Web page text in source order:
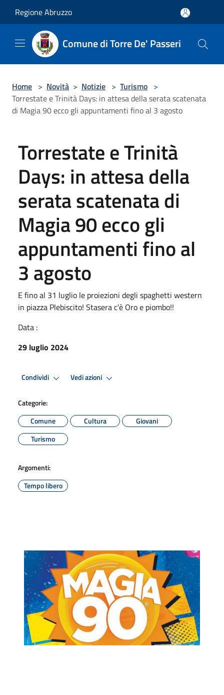
Regione Abruzzo
Comune di Torre De' Passeri
Home > Novità > Notizie > Turismo >
Torrestate e Trinità Days: in attesa della serata scatenata
di Magia 90 ecco gli appuntamenti fino al 3 agosto
Torrestate e Trinità
Days: in attesa della
serata scatenata di
Magia 90 ecco gli
appuntamenti fino al
3 agosto
E fino al 31 luglio le proiezioni degli spaghetti western
in piazza Plebiscito! Stasera c'è Oro e piombo!!
Data :
29 luglio 2024
Condividi Vedi azioni
Categorie:
Comune
Cultura
Giovani
Turismo
Argomenti:
Tempo libero